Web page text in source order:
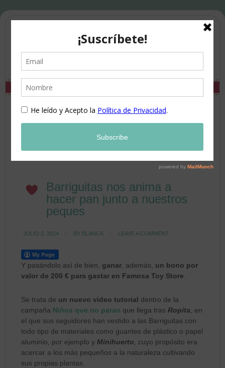
Barriguitas nos anima a
hacer pan junto a nuestros
peques
JULIO 2, 2014 BY BLANCA LEAVE A COMMENT
Y pasándolo así de bien, ganar , además, un bono por
valor de 200 € para gastar en Famosa Toy Store
Se trata de un nuevo video tutorial dentro de la
campaña Niños que no paran que llega tras Ropita
en
el que sus seguidores han vestido a las Barriguitas con
todo tipo de materiales como guantes de plástico o papel
aluminio, por ejemplo y Minihuerto
cuyo propósito era
acercar a los más pequeños a la naturaleza cultivando
sus propias plantas.